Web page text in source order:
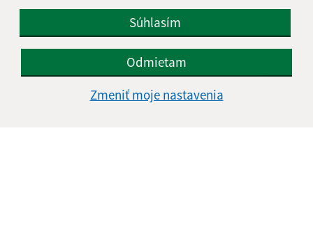
Súhlasím
Odmietam
Zmeniť moje nastavenia
IČO: 00327981